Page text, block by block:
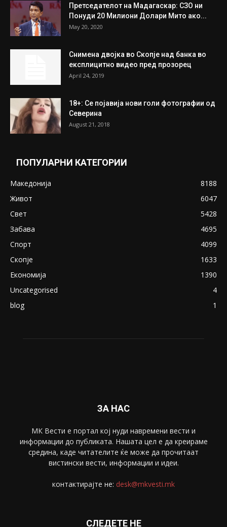
Претседателот на Мадагаскар: СЗО ни
Понуди 20 Милиони Долари Мито ако...
May 20, 2020
Снимена двојка во Скопје над банка во
експлицитно видео пред прозорец
April 24, 2019
18+: Се појавија нови голи фотографии од
Северина
August 21, 2018
ПОПУЛАРНИ КАТЕГОРИИ
Македонија
8188
Живот
6047
Свет
5428
Забава
4695
Спорт
4099
Скопје
1633
Економија
1390
Uncategorised
4
blog
1
ЗА НАС
МК Вести е портал коj нуди навремени вести и
информации до публиката. Нашата цел е да креираме
средина, каде читателите ќе може да прочитаат
вистински вести, информации и идеи.
контактирајте не: desk@mkvesti.mk
СЛЕДЕТЕ НЕ